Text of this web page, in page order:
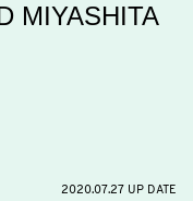
MIYASHITA
2020.07.27 UP DATE